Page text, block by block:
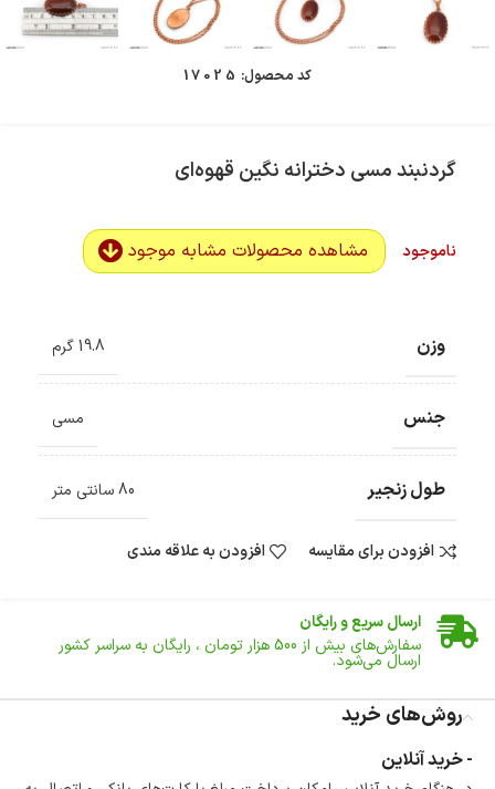
کد محصول: 17025
گردنبند مسی دخترانه نگین قهوه‌ای
ناموجود مشاهده محصولات مشابه موجود
وزن 19.8 گرم
جنس مسی
طول زنجیر 80 سانتی متر
افزودن برای مقایسه افزودن به علاقه مندی
ضمانت اصالت کالا
ارسال سریع و رایگان
سفارش‌های بیش از 500 هزار تومان ، رایگان به سراسر کشور
ارسال می‌شود.
تا 14 روز پس از تحویل کالا می‌توانید آن را برگشت دهید.
امکان پرداخت در محل
در هنگام خرید محصول، امکان انتخاب پرداخت در محل
روش‌های خرید
- خرید آنلاین